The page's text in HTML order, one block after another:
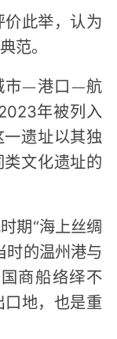
此举，认为
范。
市—港口—航
年被列入
遗址以其独
文化遗址的
期“海上丝绸
时的温州港与
商船络绎不
地，也是重